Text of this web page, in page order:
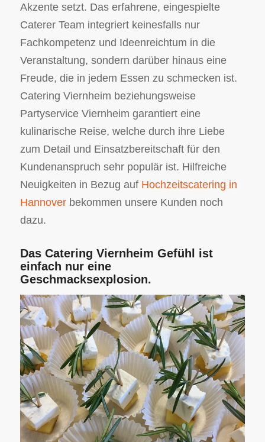
Akzente setzt. Das erfahrene, eingespielte
Caterer Team integriert keinesfalls nur
Fachkompetenz und Ideenreichtum in die
Veranstaltung, sondern darüber hinaus eine
Freude, die in jedem Essen zu schmecken ist.
Catering Viernheim beziehungsweise
Partyservice Viernheim garantiert eine
kulinarische Reise, welche durch ihre Liebe
zum Detail und Einsatzbereitschaft für den
Kundenanspruch sehr populär ist. Hilfreiche
Neuigkeiten in Bezug auf Hochzeitscatering in
Hannoverbekommen unsere Kunden noch
dazu.
Das Catering Viernheim Gefühl ist
einfach nur eine
Geschmacksexplosion.